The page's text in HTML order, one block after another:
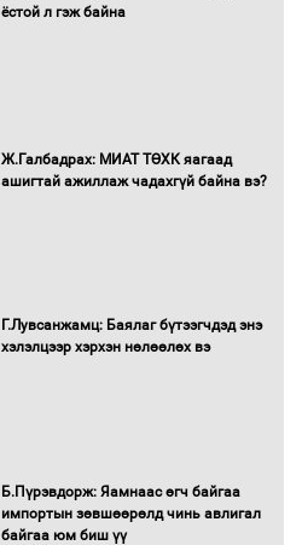
Монгол Улс “COP17”-д “Тал хээрийн
16 төрлийн эмийг нэг эх үүсвэрээс
худалдан авах журмыг баталлаа
шилжиж, найр наадам, зөвлөгөөн,
гадаад томилолтыг хориглолоо
ёстой л гэж байна
Ж.Галбадрах: МИАТ ТӨХК яагаад
ашигтай ажиллаж чадахгүй байна вэ?
Г.Лувсанжамц: Баялаг бүтээгчдэд энэ
хэлэлцээр хэрхэн нөлөөлөх вэ
Б.Пүрэвдорж: Яамнаас өгч байгаа
импортын зөвшөөрөлд чинь авлигал
байгаа юм биш үү